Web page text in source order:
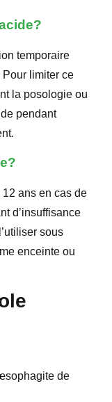
temporaire
Pour limiter ce
la posologie ou
pendant
ans en cas de
d’insuffisance
sous
enceinte ou
de